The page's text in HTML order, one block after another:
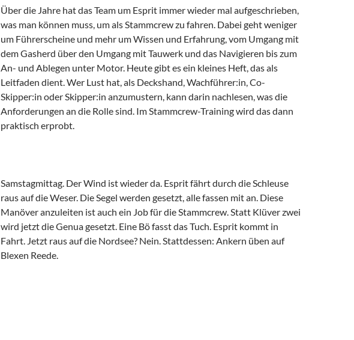
Über die Jahre hat das Team um Esprit immer wieder mal aufgeschrieben,
was man können muss, um als Stammcrew zu fahren. Dabei geht weniger
um Führerscheine und mehr um Wissen und Erfahrung, vom Umgang mit
dem Gasherd über den Umgang mit Tauwerk und das Navigieren bis zum
An- und Ablegen unter Motor. Heute gibt es ein kleines Heft, das als
Leitfaden dient. Wer Lust hat, als Deckshand, Wachführer:in, Co-
Skipper:in oder Skipper:in anzumustern, kann darin nachlesen, was die
Anforderungen an die Rolle sind. Im Stammcrew-Training wird das dann
praktisch erprobt.
Samstagmittag. Der Wind ist wieder da. Esprit fährt durch die Schleuse
raus auf die Weser. Die Segel werden gesetzt, alle fassen mit an. Diese
Manöver anzuleiten ist auch ein Job für die Stammcrew. Statt Klüver zwei
wird jetzt die Genua gesetzt. Eine Bö fasst das Tuch. Esprit kommt in
Fahrt. Jetzt raus auf die Nordsee? Nein. Stattdessen: Ankern üben auf
Blexen Reede.